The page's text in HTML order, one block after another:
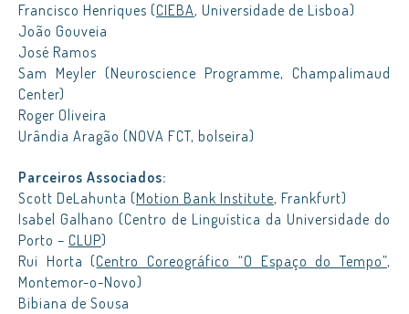
Francisco Henriques (CIEBA, Universidade de Lisboa)
João Gouveia
José Ramos
Sam Meyler (Neuroscience Programme, Champalimaud
Center)
Roger Oliveira
Urândia Aragão (NOVA FCT, bolseira)
Parceiros Associados:
Scott DeLahunta (Motion Bank Institute, Frankfurt)
Isabel Galhano (Centro de Linguística da Universidade do
Porto – CLUP)
Rui Horta (Centro Coreográfico “O Espaço do Tempo”,
Montemor-o-Novo)
Bibiana de Sousa